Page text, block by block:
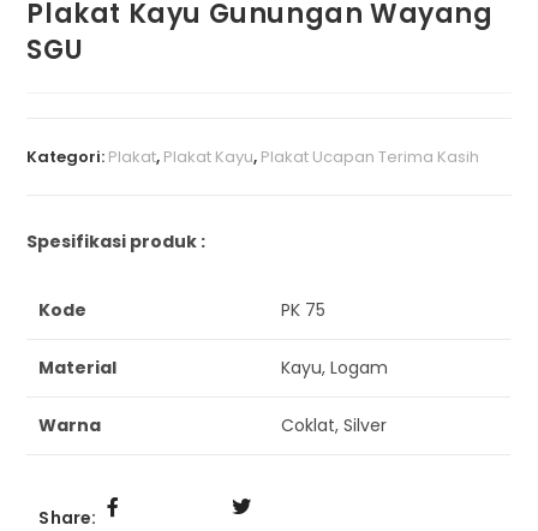
Plakat Kayu Gunungan Wayang
SGU
Kategori: Plakat, Plakat Kayu, Plakat Ucapan Terima Kasih
Spesifikasi produk :
Kode PK 75
Material Kayu, Logam
Warna Coklat, Silver
Share: